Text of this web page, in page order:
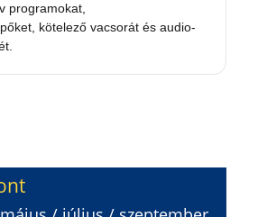
programokat,
kötelező vacsorát és audio-